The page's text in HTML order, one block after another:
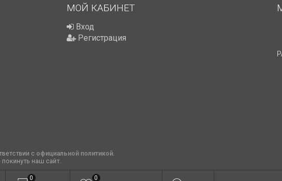
МОЙ КАБИНЕТ
Вход
Регистрация
с официальной политикой.
наш сайт.
0 0